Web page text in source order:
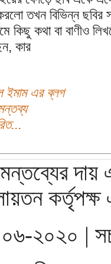
তখন বিভিন্ন ছবির
কিছু কথা বা বাণীও
কার
ইমাম এর ব্লগ
দায়
২০২০ |